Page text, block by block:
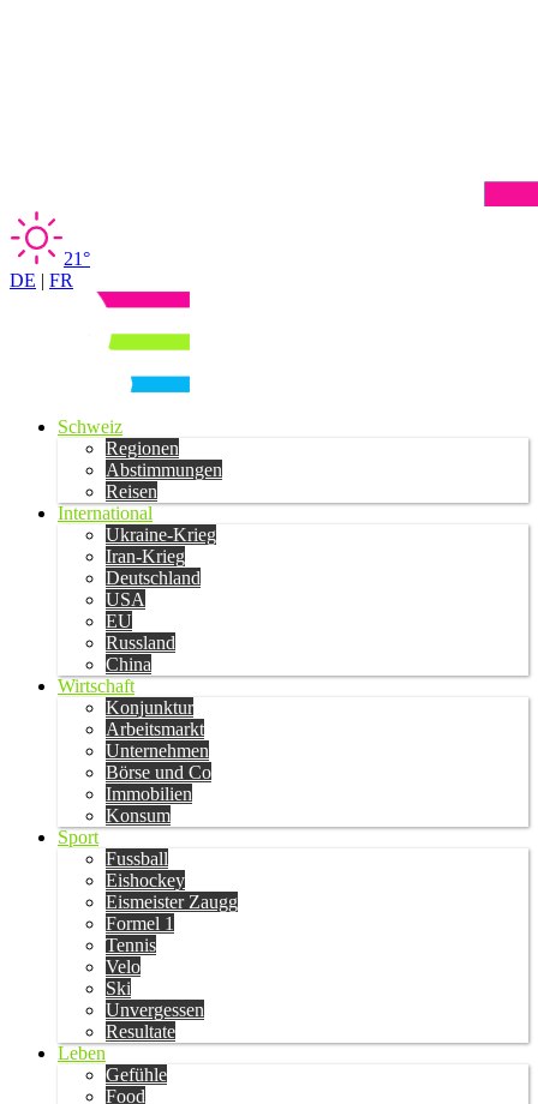
21°
DE | FR
Schweiz
Regionen
Abstimmungen
Reisen
International
Ukraine-Krieg
Iran-Krieg
Deutschland
USA
EU
Russland
China
Wirtschaft
Konjunktur
Arbeitsmarkt
Unternehmen
Börse und Co
Immobilien
Konsum
Sport
Fussball
Eishockey
Eismeister Zaugg
Formel 1
Tennis
Velo
Ski
Unvergessen
Resultate
Leben
Gefühle
Food